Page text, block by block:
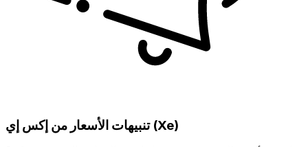
تنبيهات الأسعار من إكس إي (Xe)